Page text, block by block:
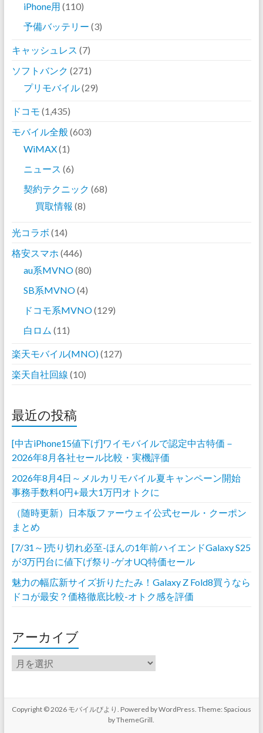
iPhone用 (110)
予備バッテリー (3)
キャッシュレス (7)
ソフトバンク (271)
プリモバイル(29)
ドコモ (1,435)
モバイル全般(603)
WiMAX(1)
ニュース (6)
契約テクニック (68)
買取情報 (8)
光コラボ (14)
格安スマホ (446)
au系MVNO(80)
SB系MVNO(4)
ドコモ系MVNO(129)
白ロム (11)
楽天モバイル(MNO)(127)
楽天自社回線 (10)
最近の投稿
[中古iPhone15値下げ]ワイモバイルで認定中古特価－
2026年8月各社セール比較・実機評価
2026年8月4日～メルカリモバイル夏キャンペーン開始
事務手数料0円+最大1万円オトクに
（随時更新）日本版ファーウェイ公式セール・クーポン
まとめ
[7/31～]売り切れ必至-ほんの1年前ハイエンドGalaxy S25
が3万円台に値下げ祭り-ゲオUQ特価セール
魅力の幅広新サイズ折りたたみ！Galaxy Z Fold8買うなら
ドコが最安？価格徹底比較-オトク感を評価
アーカイブ
ア
ー
ブ
Copyright © 2026 モバイルびより . Powered byWordPress. Theme: Spacious
byThemeGrill.